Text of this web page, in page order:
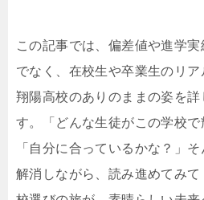
この記事では、偏差値や進学
でなく、在校生や卒業生のリア
翔陽高校のありのままの姿を詳
す。「どんな生徒がこの学校で
「自分に合っているかな？」
解消しながら、読み進めてみ